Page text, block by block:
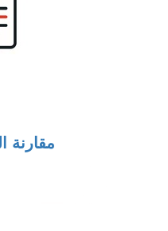
مقارنة